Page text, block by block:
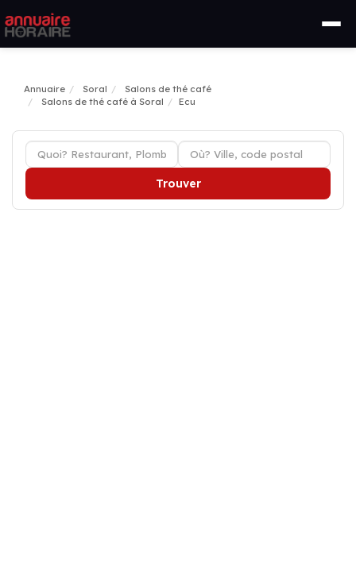
Annuaire Soral
Salons de thé café
Salons de thé café à Soral
Ecu
Trouver